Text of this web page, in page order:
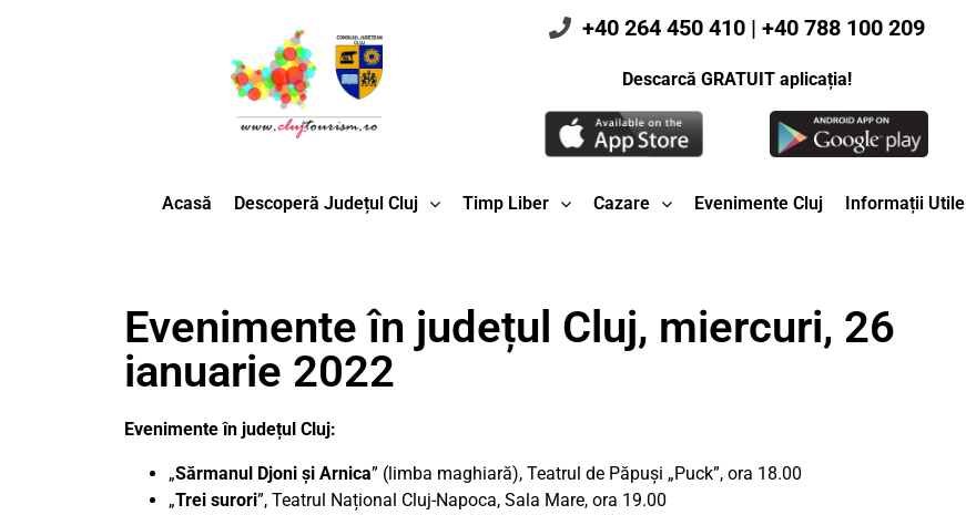
+40 264 450 410 | +40 788 100 209
Descarcă GRATUIT aplicația!
Acasă Descoperă Județul Cluj Timp Liber Cazare Evenimente Cluj Informații Utile
Evenimente în județul Cluj, miercuri, 26
ianuarie 2022
Evenimente în județul Cluj:
„Sărmanul Djoni și Arnica” (limba maghiară), Teatrul de Păpuși „Puck”, ora 18.00
„Trei surori”, Teatrul Național Cluj-Napoca, Sala Mare, ora 19.00